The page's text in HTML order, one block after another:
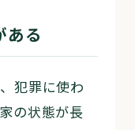
ある
犯罪に使わ
の状態が長